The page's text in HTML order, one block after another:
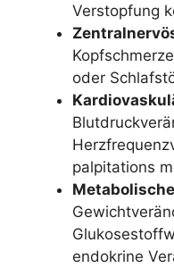
Verstopfung
oder
palpitations
endokrine